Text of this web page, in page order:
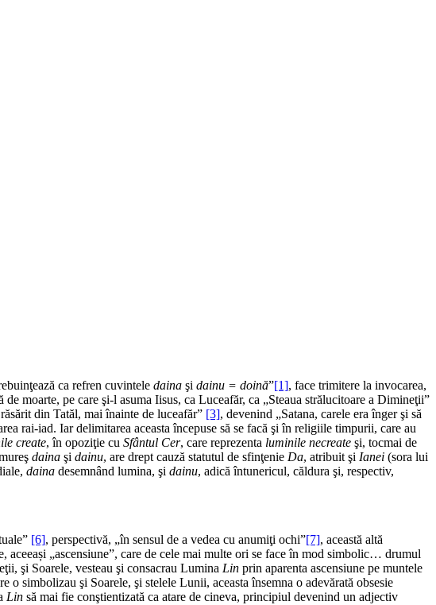
ca refren cuvintele daina şi dainu = doină”[1], face trimitere la invocarea,
moarte, pe care şi-l asuma Iisus, ca Luceafăr, ca „Steaua strălucitoare a Dimineţii”
din Tatăl, mai înainte de luceafăr” [3], devenind „Satana, carele era înger şi să
rai-iad. Iar delimitarea aceasta începuse să se facă şi în religiile timpurii, care au
create, în opoziţie cu Sfântul Cer, care reprezenta luminile necreate şi, tocmai de
daina şi dainu, are drept cauză statutul de sfinţenie Da, atribuit şi Ianei (sora lui
daina desemnând lumina, şi dainu, adică întunericul, căldura şi, respectiv,
[6], perspectivă, „în sensul de a vedea cu anumiţi ochi”[7], această altă
„ascensiune”, care de cele mai multe ori se face în mod simbolic… drumul
şi Soarele, vesteau şi consacrau Lumina Lin prin aparenta ascensiune pe muntele
o simbolizau şi Soarele, şi stelele Lunii, aceasta însemna o adevărată obsesie
Lin să mai fie conştientizată ca atare de cineva, principiul devenind un adjectiv